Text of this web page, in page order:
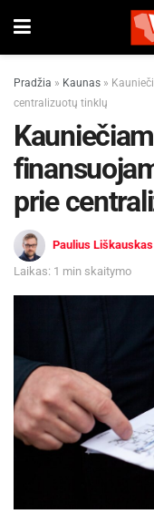
Pradžia » Kaunas »
centralizuotų tinklų
prie
Paulius Liškauskas
Laikas: 1 min skaitymo